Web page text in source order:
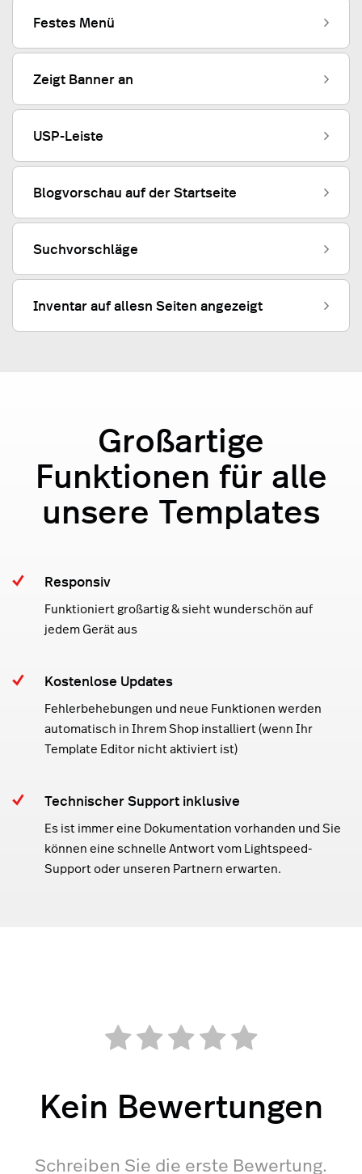
Festes Menü
Zeigt Banner an
USP-Leiste
Blogvorschau auf der Startseite
Suchvorschläge
Inventar auf allesn Seiten angezeigt
Großartige
Funktionen für alle
unsere Templates
Responsiv
Funktioniert großartig & sieht wunderschön auf
jedem Gerät aus
Kostenlose Updates
Fehlerbehebungen und neue Funktionen werden
automatisch in Ihrem Shop installiert (wenn Ihr
Template Editor nicht aktiviert ist)
Technischer Support inklusive
Es ist immer eine Dokumentation vorhanden und Sie
können eine schnelle Antwort vom Lightspeed-
Support oder unseren Partnern erwarten.
Kein Bewertungen
Schreiben Sie die erste Bewertung.